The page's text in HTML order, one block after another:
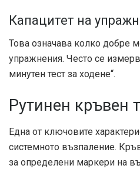
Капацитет на
Това означава колко добре
упражнения. Често се
минутен тест за ходене“.
Рутинен кръвен
Една от ключовите
системното възпаление.
за определени маркери на